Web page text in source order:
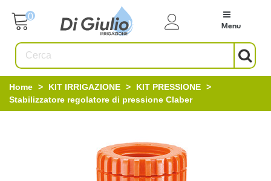
0
Menu
Home > KIT IRRIGAZIONE > KIT PRESSIONE >
Stabilizzatore regolatore di pressione Claber